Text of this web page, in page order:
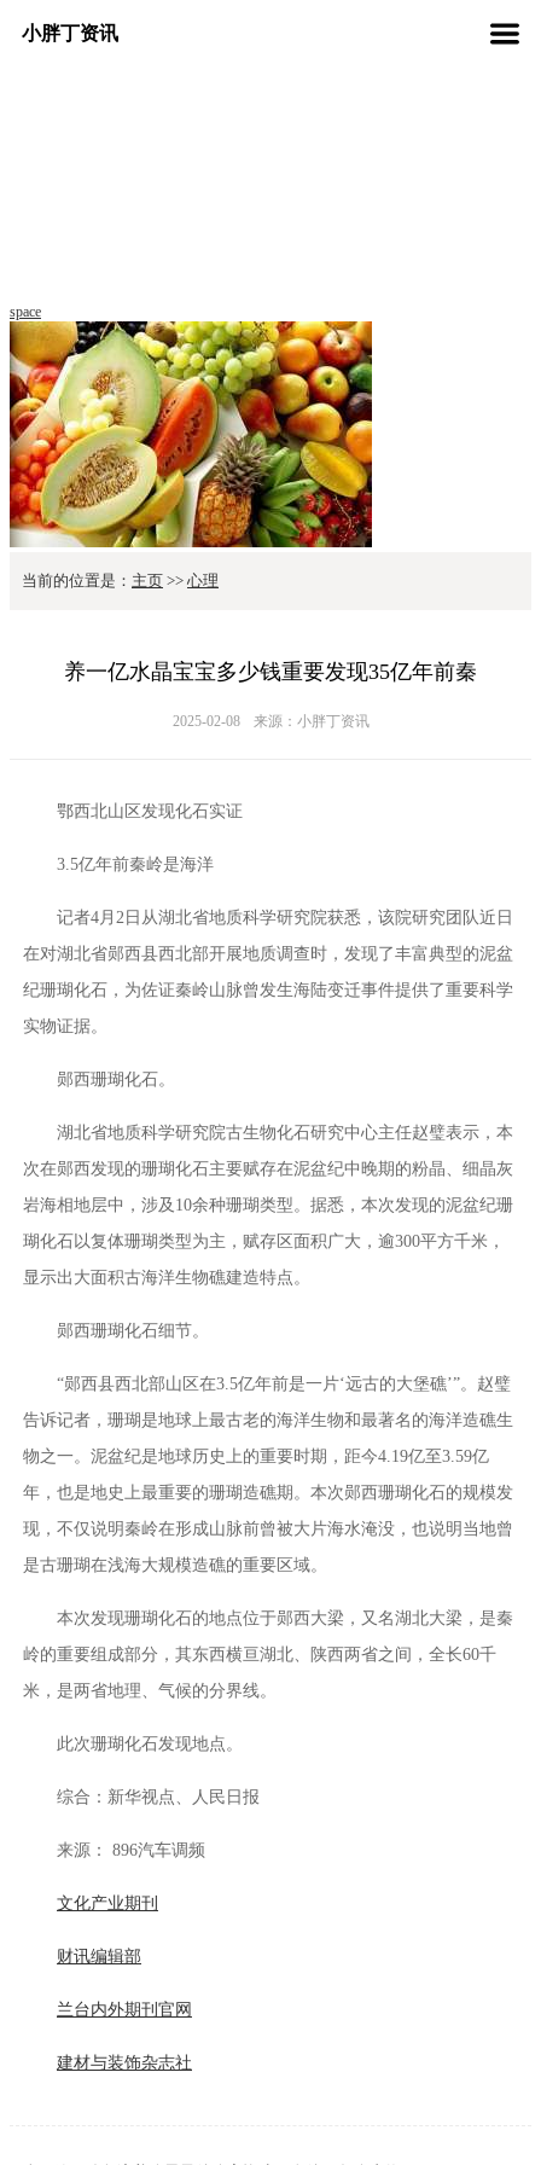
小胖丁资讯
space
当前的位置是： 主页 >> 心理
养一亿水晶宝宝多少钱重要发现35亿年前秦
2025-02-08 来源：小胖丁资讯
鄂西北山区发现化石实证
3.5亿年前秦岭是海洋
记者4月2日从湖北省地质科学研究院获悉，该院研究团队近日
在对湖北省郧西县西北部开展地质调查时，发现了丰富典型的泥盆
纪珊瑚化石，为佐证秦岭山脉曾发生海陆变迁事件提供了重要科学
实物证据。
郧西珊瑚化石。
湖北省地质科学研究院古生物化石研究中心主任赵璧表示，本
次在郧西发现的珊瑚化石主要赋存在泥盆纪中晚期的粉晶、细晶灰
岩海相地层中，涉及10余种珊瑚类型。据悉，本次发现的泥盆纪珊
瑚化石以复体珊瑚类型为主，赋存区面积广大，逾300平方千米，
显示出大面积古海洋生物礁建造特点。
郧西珊瑚化石细节。
“郧西县西北部山区在3.5亿年前是一片‘远古的大堡礁’”。赵璧
告诉记者，珊瑚是地球上最古老的海洋生物和最著名的海洋造礁生
物之一。泥盆纪是地球历史上的重要时期，距今4.19亿至3.59亿
年，也是地史上最重要的珊瑚造礁期。本次郧西珊瑚化石的规模发
现，不仅说明秦岭在形成山脉前曾被大片海水淹没，也说明当地曾
是古珊瑚在浅海大规模造礁的重要区域。
本次发现珊瑚化石的地点位于郧西大梁，又名湖北大梁，是秦
岭的重要组成部分，其东西横亘湖北、陕西两省之间，全长60千
米，是两省地理、气候的分界线。
此次珊瑚化石发现地点。
综合：新华视点、人民日报
来源： 896汽车调频
文化产业期刊
财讯编辑部
兰台内外期刊官网
建材与装饰杂志社